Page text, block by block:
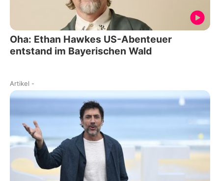
Oha: Ethan Hawkes US-Abenteuer
entstand im Bayerischen Wald
Artikel -